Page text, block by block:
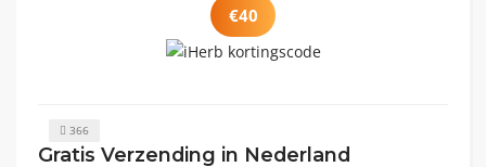
€40
366
Gratis Verzending in Nederland